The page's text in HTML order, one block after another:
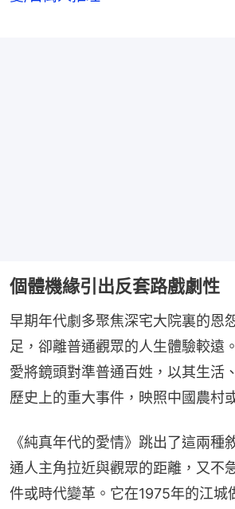
個體機緣引出反套路戲劇性
早期年代劇多聚焦深宅大院裏的恩
足，卻離普通觀眾的人生體驗較遠
愛將鏡頭對準普通百姓，以其生活
歷史上的重大事件，映照中國農村
《純真年代的愛情》跳出了這兩種
通人主角拉近與觀眾的距離，又不
件或時代變革。它在1975年的江城